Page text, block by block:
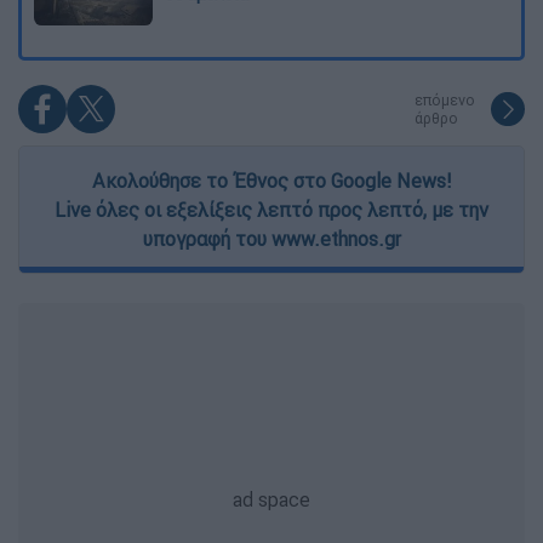
επόμενο
άρθρο
Ακολούθησε το Έθνος στο Google News!
Live όλες οι εξελίξεις λεπτό προς λεπτό, με την
υπογραφή του www.ethnos.gr